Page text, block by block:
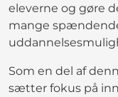
eleverne og gøre
mange
Som en del af
sætter fokus på